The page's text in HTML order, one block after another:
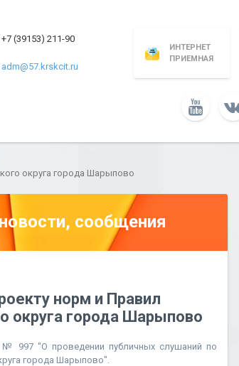
+7 (39153) 211-90
adm@57.krskcit.ru
ИНТЕРНЕТ
ПРИЕМНАЯ
округа города Шарыпово
сообщения
норм и Правил
округа города Шарыпово
№ 997 "О проведении публичных слушаний по
города Шарыпово".